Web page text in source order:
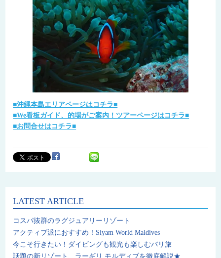
■沖縄本島エリアページはコチラ■
■We看板ガイド、的場がご案内！ツアーページはコチラ■
■お問合せはコチラ■
LATEST ARTICLE
コスパ抜群のラグジュアリーリゾート
アクティブ派におすすめ！Siyam World Maldives
今こそ行きたい！ダイビングも観光も楽しむバリ旅
話題の新リゾート、ラーギリ モルディブを徹底解説★